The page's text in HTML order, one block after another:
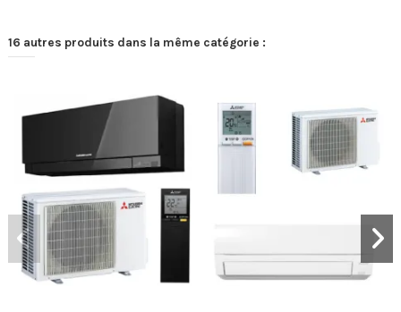
16 autres produits dans la même catégorie :